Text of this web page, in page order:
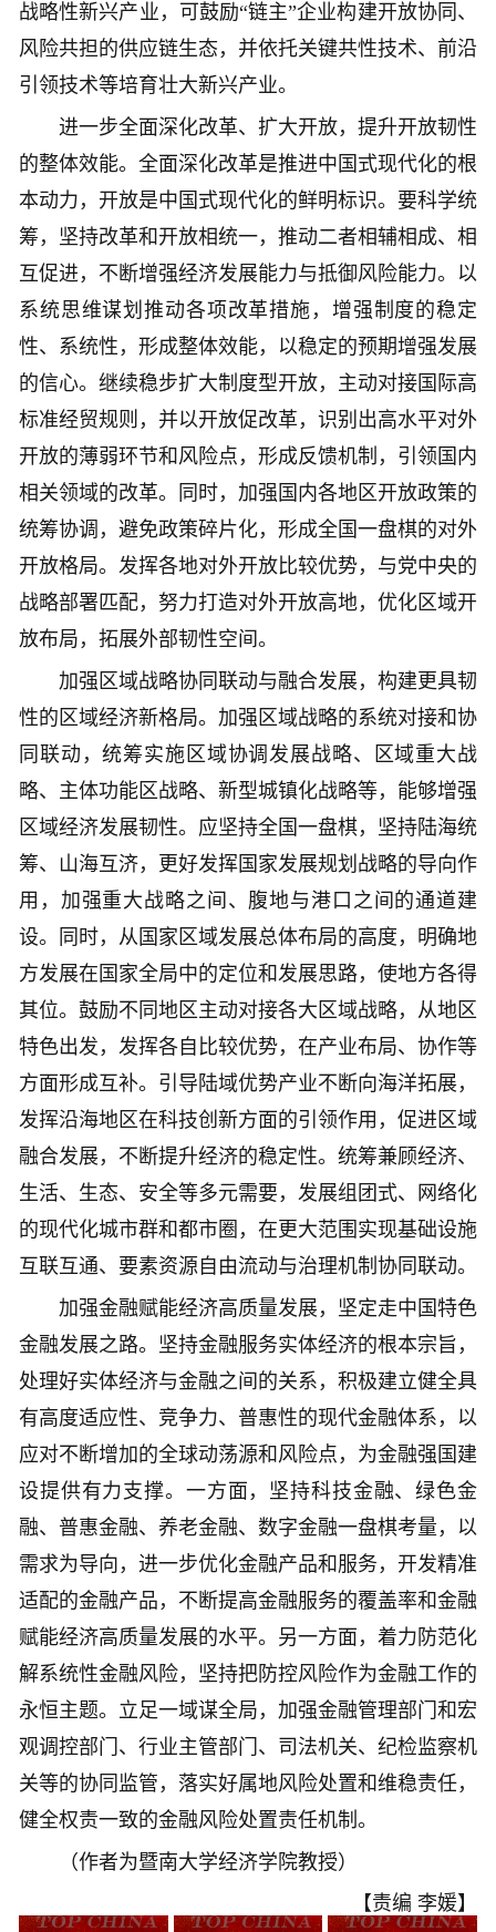
战略性新兴产业，可鼓励“链主”企业构建开放协同、
风险共担的供应链生态，并依托关键共性技术、前沿
引领技术等培育壮大新兴产业。
进一步全面深化改革、扩大开放，提升开放韧性
的整体效能。全面深化改革是推进中国式现代化的根
本动力，开放是中国式现代化的鲜明标识。要科学统
筹，坚持改革和开放相统一，推动二者相辅相成、相
互促进，不断增强经济发展能力与抵御风险能力。以
系统思维谋划推动各项改革措施，增强制度的稳定
性、系统性，形成整体效能，以稳定的预期增强发展
的信心。继续稳步扩大制度型开放，主动对接国际高
标准经贸规则，并以开放促改革，识别出高水平对外
开放的薄弱环节和风险点，形成反馈机制，引领国内
相关领域的改革。同时，加强国内各地区开放政策的
统筹协调，避免政策碎片化，形成全国一盘棋的对外
开放格局。发挥各地对外开放比较优势，与党中央的
战略部署匹配，努力打造对外开放高地，优化区域开
放布局，拓展外部韧性空间。
加强区域战略协同联动与融合发展，构建更具韧
性的区域经济新格局。加强区域战略的系统对接和协
同联动，统筹实施区域协调发展战略、区域重大战
略、主体功能区战略、新型城镇化战略等，能够增强
区域经济发展韧性。应坚持全国一盘棋，坚持陆海统
筹、山海互济，更好发挥国家发展规划战略的导向作
用，加强重大战略之间、腹地与港口之间的通道建
设。同时，从国家区域发展总体布局的高度，明确地
方发展在国家全局中的定位和发展思路，使地方各得
其位。鼓励不同地区主动对接各大区域战略，从地区
特色出发，发挥各自比较优势，在产业布局、协作等
方面形成互补。引导陆域优势产业不断向海洋拓展，
发挥沿海地区在科技创新方面的引领作用，促进区域
融合发展，不断提升经济的稳定性。统筹兼顾经济、
生活、生态、安全等多元需要，发展组团式、网络化
的现代化城市群和都市圈，在更大范围实现基础设施
互联互通、要素资源自由流动与治理机制协同联动。
加强金融赋能经济高质量发展，坚定走中国特色
金融发展之路。坚持金融服务实体经济的根本宗旨，
处理好实体经济与金融之间的关系，积极建立健全具
有高度适应性、竞争力、普惠性的现代金融体系，以
应对不断增加的全球动荡源和风险点，为金融强国建
设提供有力支撑。一方面，坚持科技金融、绿色金
融、普惠金融、养老金融、数字金融一盘棋考量，以
需求为导向，进一步优化金融产品和服务，开发精准
适配的金融产品，不断提高金融服务的覆盖率和金融
赋能经济高质量发展的水平。另一方面，着力防范化
解系统性金融风险，坚持把防控风险作为金融工作的
永恒主题。立足一域谋全局，加强金融管理部门和宏
观调控部门、行业主管部门、司法机关、纪检监察机
关等的协同监管，落实好属地风险处置和维稳责任，
健全权责一致的金融风险处置责任机制。
（作者为暨南大学经济学院教授）
【责编 李媛】